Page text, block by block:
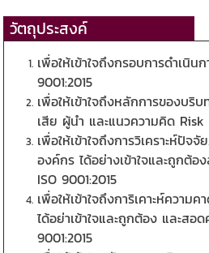
วัตถุประสงค์
เพื่อให้เข้าใจถึงกรอบการดำเนิน
9001:2015
เพื่อให้เข้าใจถึงหลักการของบริ
เสีย ผู้นำ และแนวความคิด
เพื่อให้เข้าใจถึงการวิเคราะห์ปั
องค์กร ได้อย่างเข้าใจและถูกต้
ISO 9001:2015
เพื่อให้เข้าใจถึงการิเคาะห์ความ
ได้อย่าเข้าใจและถูกต้อง และส
9001:2015